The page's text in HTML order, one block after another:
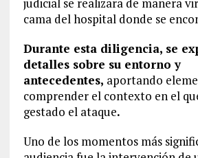
cama del hospital donde se
Durante esta diligencia, se
detalles sobre su entorno y
antecedentes, aportando
comprender el contexto en el
gestado el ataque.
Uno de los momentos más